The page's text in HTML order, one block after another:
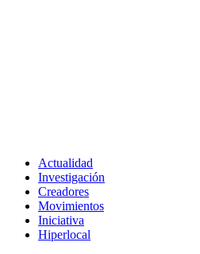
Actualidad
Investigación
Creadores
Movimientos
Iniciativa
Hiperlocal